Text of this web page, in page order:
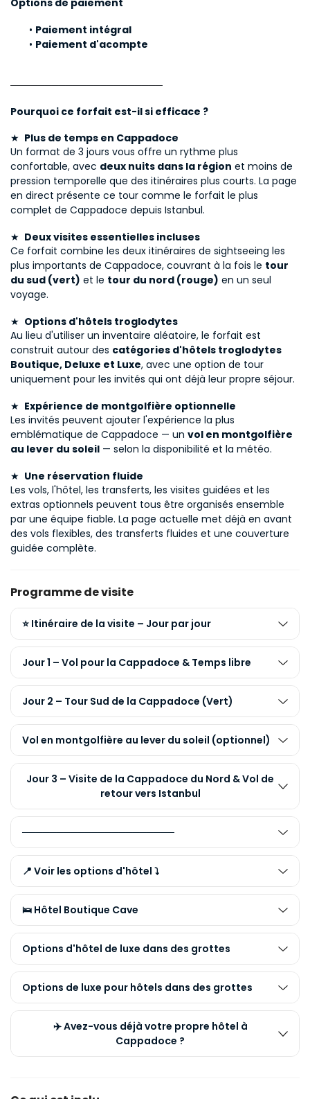
Options de paiement
Paiement intégral
Paiement d'acompte
Pourquoi ce forfait est-il si efficace ?
★ Plus de temps en Cappadoce
Un format de 3 jours vous offre un rythme plus
confortable, avec deux nuits dans la région et moins de
pression temporelle que des itinéraires plus courts. La page
en direct présente ce tour comme le forfait le plus
complet de Cappadoce depuis Istanbul.
★ Deux visites essentielles incluses
Ce forfait combine les deux itinéraires de sightseeing les
plus importants de Cappadoce, couvrant à la fois le tour
du sud (vert) et le tour du nord (rouge) en un seul
voyage.
★ Options d'hôtels troglodytes
Au lieu d'utiliser un inventaire aléatoire, le forfait est
construit autour des catégories d'hôtels troglodytes
Boutique, Deluxe et Luxe, avec une option de tour
uniquement pour les invités qui ont déjà leur propre séjour.
★ Expérience de montgolfière optionnelle
Les invités peuvent ajouter l'expérience la plus
emblématique de Cappadoce — un vol en montgolfière
au lever du soleil — selon la disponibilité et la météo.
★ Une réservation fluide
Les vols, l'hôtel, les transferts, les visites guidées et les
extras optionnels peuvent tous être organisés ensemble
par une équipe fiable. La page actuelle met déjà en avant
des vols flexibles, des transferts fluides et une couverture
guidée complète.
Programme de visite
⭐ Itinéraire de la visite – Jour par jour
Jour 1 – Vol pour la Cappadoce & Temps libre
Jour 2 – Tour Sud de la Cappadoce (Vert)
Vol en montgolfière au lever du soleil (optionnel)
Jour 3 – Visite de la Cappadoce du Nord & Vol de
retour vers Istanbul
──────────────────────
📍 Voir les options d'hôtel ⤵️
🛌 Hôtel Boutique Cave
Options d'hôtel de luxe dans des grottes
Options de luxe pour hôtels dans des grottes
✈️ Avez-vous déjà votre propre hôtel à
Cappadoce ?